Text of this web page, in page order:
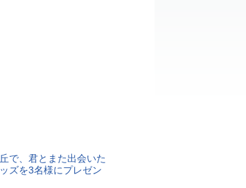
で、君とまた出会いた
ズを3名様にプレゼン